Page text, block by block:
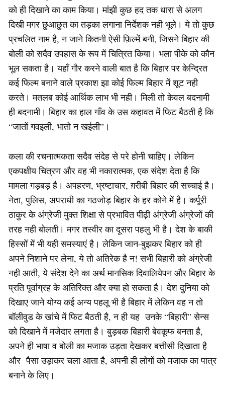
को ही दिखाने का काम किया। मांझी कुछ हद तक धारा से अलग
दिखी मगर छुआछुत का तड़का लगाना निर्देशक नही भूले। ये तो कुछ
प्रचलित नाम है, न जाने कितनी ऐसी फ़िल्में बनी, जिसने बिहार की
बोली को सदैव उपहास के रूप में चित्रित किया। भला पीके को कौन
भूल सकता है। यहाँ गौर करने वाली बात है कि बिहार पर केन्द्रित
कई फिल्म बनाने वाले प्रकाश झा कोई फिल्म बिहार में शूट नही
करते। मतलब कोई आर्थिक लाभ भी नही। मिली तो केवल बदनामी
ही बदनामी। बिहार का हाल गाँव के उस कहावत में फिट बैठती है कि
“जातों गवइली, भातो न खईली”।
कला की रचनात्मकता सदैव संदेह से परे होनी चाहिए। लेकिन
एकपक्षीय चित्रण और वह भी नकारात्मक, एक संदेश देता है कि
मामला गड़बड़ है। अपहरण, भ्रष्टाचार, ग़रीबी बिहार की सच्चाई है।
नेता, पुलिस, अपराधी का गठजोड़ बिहार के हर कोने में है। कर्पूरी
ठाकुर के अंग्रेजी मुक्त शिक्षा से प्रभावित पीढ़ी अंग्रेजी अंग्रेजों की
तरह नही बोलती। मगर तस्वीर का दूसरा पहलु भी है। देश के बाकी
हिस्सों में भी यही समस्याएं है। लेकिन जान-बुझकर बिहार को ही
अपने निशाने पर लेना, ये तो अतिरेक है न! सभी बिहारी को अंग्रेजी
नही आती, ये संदेश देने का अर्थ मानसिक दिवालियेपन और बिहार के
प्रति पूर्वाग्रह के अतिरिक्त और क्या हो सकता है। देश दुनिया को
दिखाए जाने योग्य कई अन्य पहलू भी है बिहार में लेकिन वह न तो
बॉलीवुड के खांचे में फिट बैठती है, न ही यह उनके “बिहारी” सेन्स
को दिखाने में मजेदार लगता है। बुड़बक बिहारी बेवकूफ बनता है,
अपने ही भाषा व बोली का मजाक उड़ता देखकर बत्तीसी दिखाता है
और पैसा उड़ाकर चला आता है, अपनी ही लोगों को मजाक का पात्र
बनाने के लिए।